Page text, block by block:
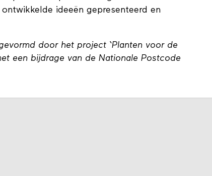
ideeën gepresenteerd en
door het project ‘Planten voor de
een bijdrage van de Nationale Postcode